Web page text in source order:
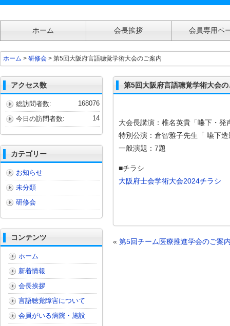
第5回大阪府言語聴覚学術大会のご案内
ホーム 会長挨拶 会員専用ペ
ホーム > 研修会 > 第5回大阪府言語聴覚学術大会のご案内
第5回大阪府言語聴覚学術大会
大会長講演：椎名英貴「嚥下・
特別公演：倉智雅子先生「 嚥下
一般演題：7題
■チラシ
大阪府士会学術大会2024チラシ
« 第5回チーム医療推進学会のご案
アクセス数
168076
総訪問者数:
14
今日の訪問者数:
カテゴリー
お知らせ
未分類
研修会
コンテンツ
ホーム
新着情報
会長挨拶
言語聴覚障害について
会員がいる病院・施設